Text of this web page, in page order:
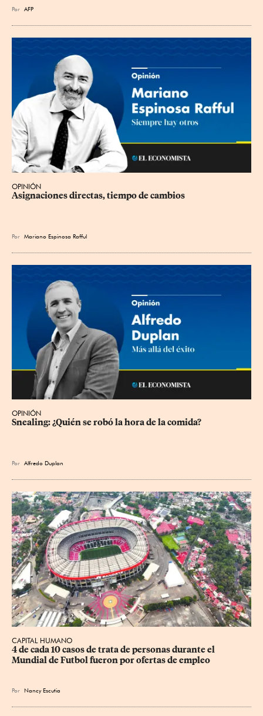
Por AFP
OPINIÓN
Asignaciones directas, tiempo de cambios
Por Mariano Espinosa Rafful
OPINIÓN
Snealing: ¿Quién se robó la hora de la comida?
Por Alfredo Duplan
CAPITAL HUMANO
4 de cada 10 casos de trata de personas durante el
Mundial de Futbol fueron por ofertas de empleo
Por Nancy Escutia